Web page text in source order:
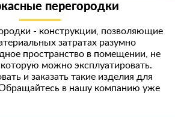
перегородки
- конструкции, позволяющие
затратах разумно
пространство в помещении, не
можно эксплуатировать.
и заказать такие изделия для
в нашу компанию уже